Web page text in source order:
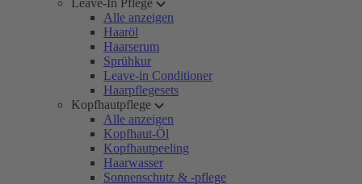
Leave-In Pflege
Alle anzeigen
Haaröl
Haarserum
Sprühkur
Leave-in Conditioner
Haarpflegesets
Kopfhautpflege
Alle anzeigen
Kopfhaut-Öl
Kopfhautpeeling
Haarwasser
Sonnenschutz & -pflege